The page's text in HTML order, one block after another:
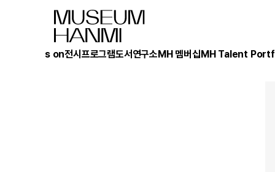
What's on전시 프로그램도서 연구소MH 멤버십MH Talent